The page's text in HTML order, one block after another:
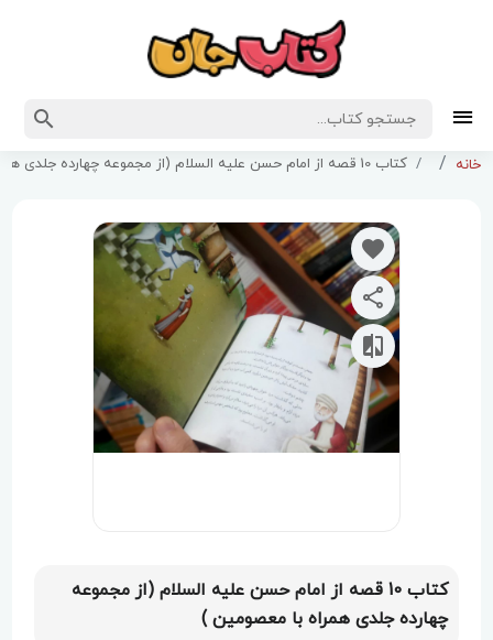
خانه کتاب 10 قصه از امام حسن علیه السلام (از مجموعه چهارده جلدی همراه با معصومین )
کتاب 10 قصه از امام حسن علیه السلام (از مجموعه
چهارده جلدی همراه با معصومین )